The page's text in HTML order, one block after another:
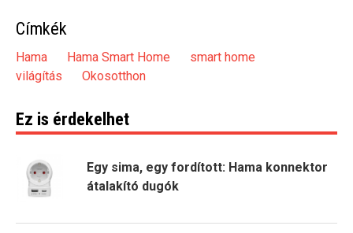
Címkék
Hama Hama Smart Home
smart home
világítás
Okosotthon
Ez is érdekelhet
Egy sima, egy fordított: Hama konnektor
átalakító dugók